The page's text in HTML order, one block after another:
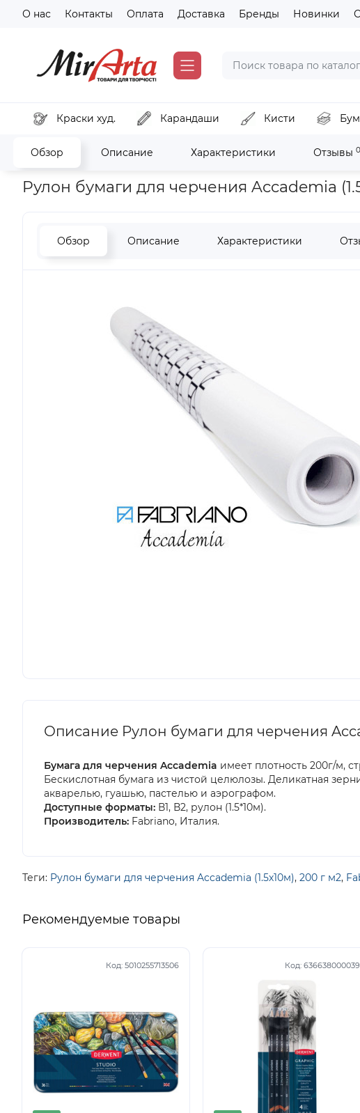
О нас Контакты Оплата Доставка Бренды Новинки
Краски худ. Карандаши Кисти
Обзор Описание Характеристики Отзывы 0
Главная Бумага и картон Бумага для рисунка и черчения Pулон
Pулон бумаги для черчения Accademia
Обзор Описание Характеристики
Описание Pулон бумаги для черчения
Бумага для черчения Accademia имеет плотность 200г/м,
Бескислотная бумага из чистой целюлозы. Деликатная
акварелью, гуашью, пастелью и аэрографом.
Доступные форматы: В1, В2, рулон (1.5*10м).
Производитель: Fabriano, Италия.
Теги: Pулон бумаги для черчения Accademia (1.5х10м), 200 г м2,
Рекомендуемые товары
Код: 5010255713506 Код: 636638000039